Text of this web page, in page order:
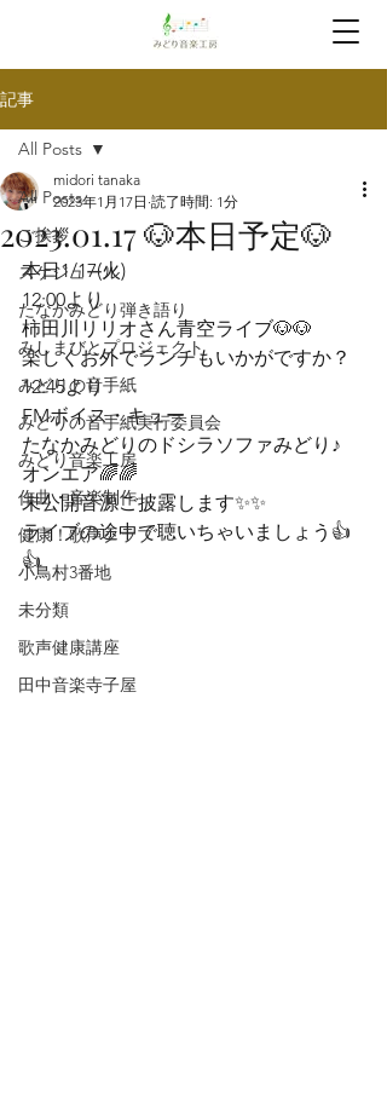
記事
All Posts
ご挨拶
スケジュール
たなかみどり弾き語り
みしまびとプロジェクト
みどりの音手紙
みどりの音手紙実行委員会
みどり音楽工房
作曲・音楽制作
健康！歌声クラブ
小鳥村3番地
未分類
歌声健康講座
田中音楽寺子屋
All Posts
2023.01.17 🐶本日予定🐶
midori tanaka
2023年1月17日 読了時間: 1分
本日1/17(火)
12:00より
柿田川リリオさん青空ライブ🐶🐶
楽しくお外でランチもいかがですか？
12:45より
FMボイス・キュー
たなかみどりのドシラソファみどり♪
オンエア🌈🌈
未公開音源ご披露します✨✨
ライブの途中で聴いちゃいましょう👍
👍